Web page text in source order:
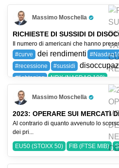
Massimo Moschella
Pro Trader
RICHIESTE DI SUSSIDI DI
Il numero di americani che hanno
#curve
dei rendimenti
#recessione
#sussidi
#tightening NDX (NASDAQ 100)
Massimo Moschella
Pro Trader
2023: OPERARE SUI MERCATI
Al contrario di quanto avvenuto lo
dei pri...
EU50 (STOXX 50) FIB (FTSE MIB)